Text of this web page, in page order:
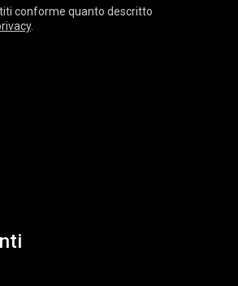
conforme quanto descritto
.